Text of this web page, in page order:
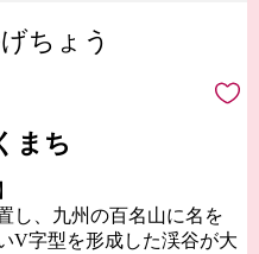
ちょう
まち
し、九州の百名山に名を
V字型を形成した渓谷が大